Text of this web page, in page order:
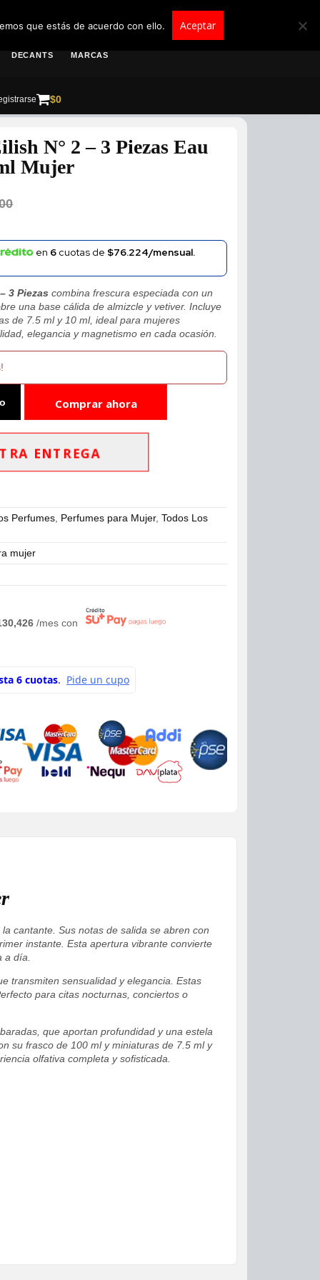
DECANTS MARCAS
$0
N° 2 – 3 Piezas Eau
Mujer
en 6cuotas de $76.224/mensual.
3 Piezas combina frescura especiada con un
una base cálida de almizcle y vetiver. Incluye
de 7.5 ml y 10 ml, ideal para mujeres
elegancia y magnetismo en cada ocasión.
Comprar ahora
ENTREGA
Perfumes Perfumes para Mujer,Todos Los
mujer
/mes con
cantante. Sus notas de salida se abren con
instante. Esta apertura vibrante convierte
a día.
transmiten sensualidad y elegancia. Estas
para citas nocturnas, conciertos o
que aportan profundidad y una estela
su frasco de 100 ml y miniaturas de 7.5 ml y
olfativa completa y sofisticada.
que estás de acuerdo con ello. Aceptar